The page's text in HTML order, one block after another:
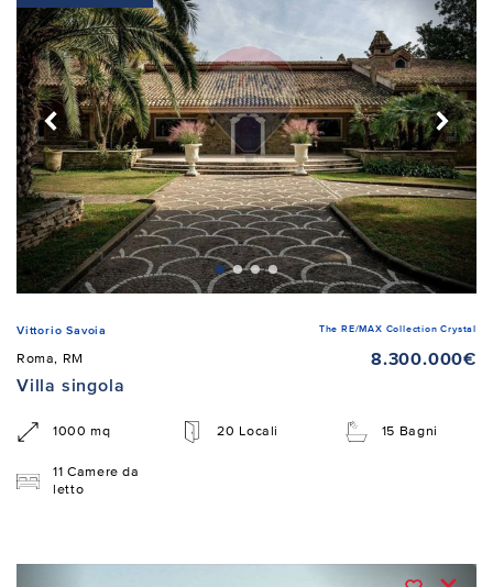
Vittorio Savoia The RE/MAX Collection Crystal
Roma, RM
8.300.000€
Villa singola
1000 mq 20 Locali 15 Bagni
11 Camere da
letto